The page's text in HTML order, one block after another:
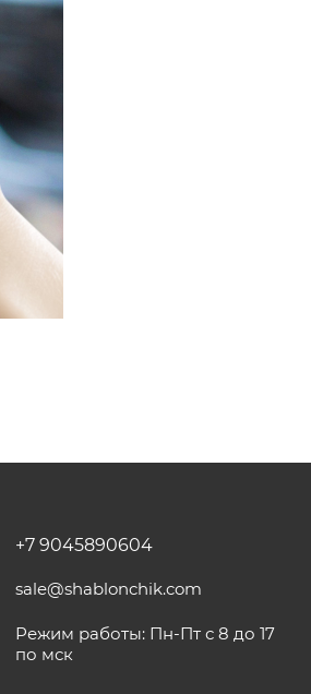
+7 9045890604
sale@shablonchik.com
Режим работы: Пн-Пт с 8 до 17
по мск